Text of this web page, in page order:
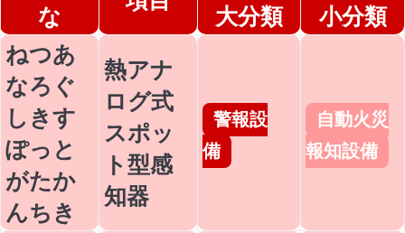
な
大分類
小分類
ねつあ
なろぐ
しきす
ぽっと
がたか
んちき
熱アナ
ログ式
スポッ
ト型感
知器
警報設
備
自動火災
報知設備